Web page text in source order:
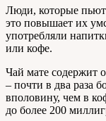
Люди, которые пьют
это повышает их
употребляли
или кофе.
Чай мате содержит
– почти в два раза
вполовину, чем в
до более 200